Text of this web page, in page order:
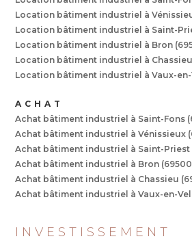
Location bâtiment industriel à
Location bâtiment industriel à Saint-
Location bâtiment industriel à Bron
Location bâtiment industriel à
Location bâtiment industriel à Vaux-en-
ACHAT
Achat bâtiment industriel à Saint-Fons
Achat bâtiment industriel à Vénissieux
Achat bâtiment industriel à Saint-Priest
Achat bâtiment industriel à Bron
Achat bâtiment industriel à Chassieu
Achat bâtiment industriel à Vaux-en-
INVESTISSEMENT